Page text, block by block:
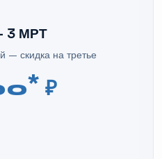
3 МРТ
— скидка на третье
* ₽